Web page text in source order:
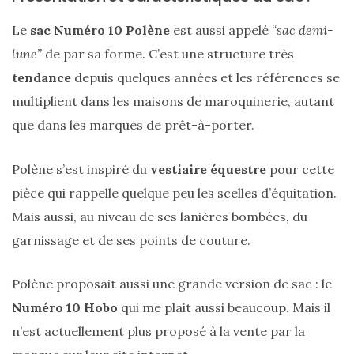
Les
sacs
Le sac Numéro 10 Polène est aussi appelé “sac demi-
lune” de par sa forme. C’est une structure très
tendance depuis quelques années et les références se
multiplient dans les maisons de maroquinerie, autant
que dans les marques de prêt-à-porter.
Polène s’est inspiré du vestiaire équestre pour cette
pièce qui rappelle quelque peu les scelles d’équitation.
Mais aussi, au niveau de ses lanières bombées, du
garnissage et de ses points de couture.
Polène proposait aussi une grande version de sac : le
Numéro 10 Hobo qui me plait aussi beaucoup. Mais il
n’est actuellement plus proposé à la vente par la